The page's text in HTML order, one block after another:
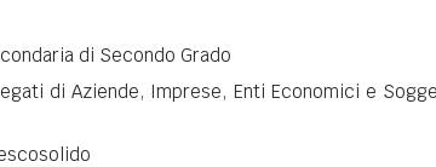
di Secondo Grado
di Aziende, Imprese, Enti Economici e